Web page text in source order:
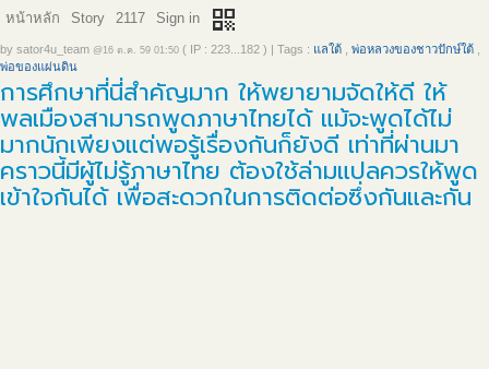
หน้าหลัก Story 2117 Sign in qr_code
by sator4u_team @16 ต.ค. 59 01:50 ( IP : 223...182 ) Tags : แลใต้ พ่อหลวงของชาวปักษ์ใต้
พ่อของแผ่นดิน
การศึกษาที่นี่สำคัญมาก ให้พยายามจัดให้ดี ให้
พลเมืองสามารถพูดภาษาไทยได้ แม้จะพูดได้ไม่
มากนักเพียงแต่พอรู้เรื่องกันก็ยังดี เท่าที่ผ่านมา
คราวนี้มีผู้ไม่รู้ภาษาไทย ต้องใช้ล่ามแปลควรให้พูด
เข้าใจกันได้ เพื่อสะดวกในการติดต่อซึ่งกันและกัน